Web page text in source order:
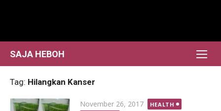
SAJA HEBOH
Tag: Hilangkan Kanser
Posted
November 26, 2017
HEALTH